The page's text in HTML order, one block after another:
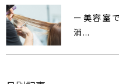
ー美容室
消...